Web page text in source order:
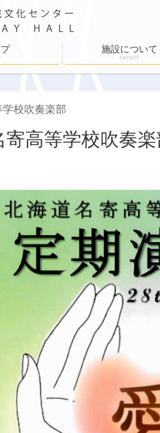
施設について
FACILTY
校吹奏楽部
寄高等学校吹奏